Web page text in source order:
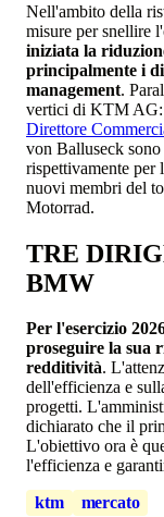
Nell'ambito della
misure per snellire
iniziata la
principalmente i
management.
vertici di KTM AG:
Direttore
von Balluseck
rispettivamente per
nuovi membri del
Motorrad.
TRE
BMW
Per l'esercizio
proseguire la sua
redditività.
dell'efficienza e
progetti.
dichiarato che il
L'obiettivo ora è
l'efficienza e
ktm
mercato